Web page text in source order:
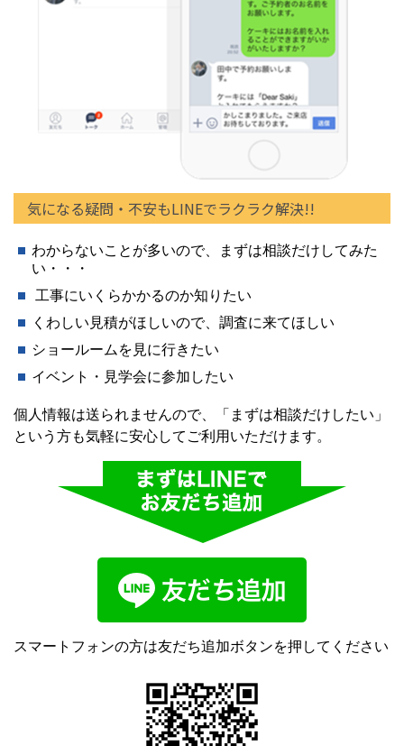
気になる疑問・不安もLINEでラクラク解決!!
わからないことが多いので、まずは相談だけしてみた
い・・・
工事にいくらかかるのか知りたい
くわしい見積がほしいので、調査に来てほしい
ショールームを見に行きたい
イベント・見学会に参加したい
個人情報は送られませんので、「まずは相談だけしたい」
という方も気軽に安心してご利用いただけます。
スマートフォンの方は友だち追加ボタンを押してください